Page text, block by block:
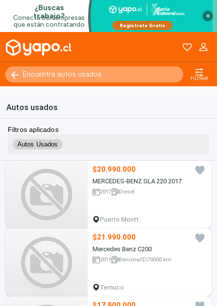
×
FILTRAR
Autos usados
Filtros aplicados
Autos Usados
$20.990.000
MERCEDES-BENZ GLA 220 2017
2017 Diesel
Puerto Montt
$21.990.000
Mercedes Benz C200
2019 Bencina 70000 km
Temuco